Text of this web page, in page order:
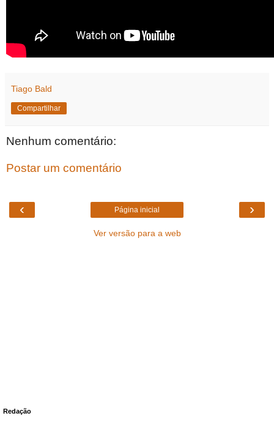
Tiago Bald
Compartilhar
Nenhum comentário:
Postar um comentário
‹ ›
Página inicial
Ver versão para a web
Redação